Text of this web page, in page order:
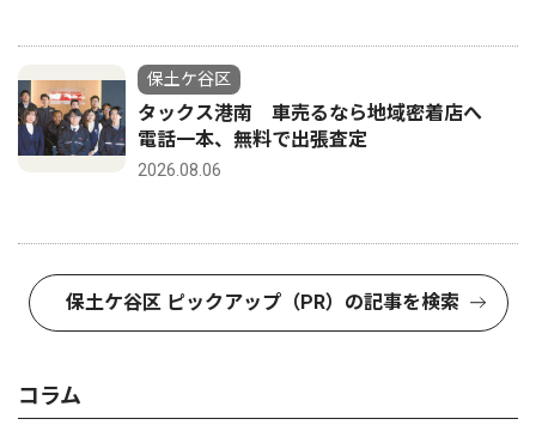
保土ケ谷区
タックス港南 車売るなら地域密着店へ
電話一本、無料で出張査定
2026.08.06
保土ケ谷区 ピックアップ（PR）の記事を検索
コラム